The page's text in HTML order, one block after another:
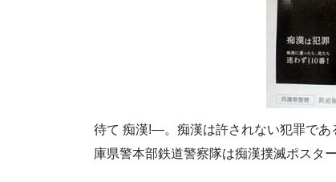
待て 痴漢!―。痴漢は許されない犯罪であ
庫県警本部鉄道警察隊は痴漢撲滅ポスタ